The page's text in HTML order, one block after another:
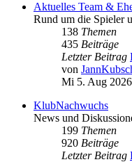
Aktuelles Team &
Rund um die Spieler
138 Themen
435 Beiträge
Letzter Beitrag
von
Mi 5. Aug
KlubNachwuchs
News und
199 Themen
920 Beiträge
Letzter Beitrag